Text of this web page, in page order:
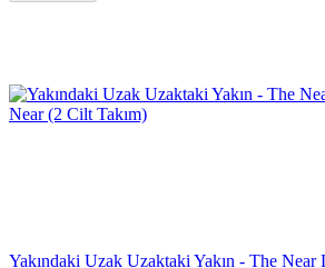
Yakındaki Uzak Uzaktaki Yakın - The Near